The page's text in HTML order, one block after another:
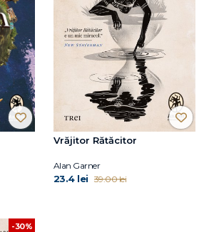
Vrăjitor Rătăcitor
Alan Garner
23.4 lei 39.00 lei
-30%